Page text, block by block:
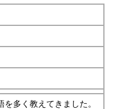
を多く教えてきました。